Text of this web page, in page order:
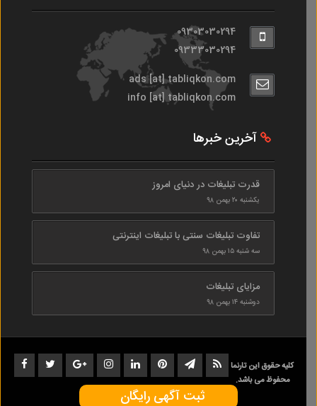
09303030294
09333030294
ads [at] tabliqkon.com
info [at] tabliqkon.com
آخرین خبرها
قدرت تبلیغات در دنیای امروز
یکشنبه ۲۰ بهمن ۹۸
تفاوت تبلیغات سنتی با تبلیغات اینترنتی
سه شنبه ۱۵ بهمن ۹۸
مزایای تبلیغات
دوشنبه ۱۴ بهمن ۹۸
کلیه حقوق این تارنما
محفوظ می باشد.
1402-1398
ثبت آگهی رایگان